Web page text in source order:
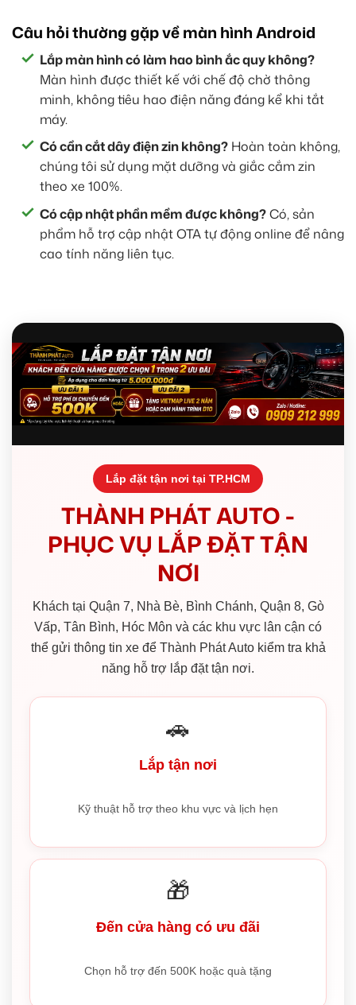
Câu hỏi thường gặp về màn hình Android
Lắp màn hình có làm hao bình ắc quy không?
Màn hình được thiết kế với chế độ chờ thông
minh, không tiêu hao điện năng đáng kể khi tắt
máy.
Có cần cắt dây điện zin không? Hoàn toàn không,
chúng tôi sử dụng mặt dưỡng và giắc cắm zin
theo xe 100%.
Có cập nhật phần mềm được không?Có, sản
phẩm hỗ trợ cập nhật OTA tự động online để nâng
cao tính năng liên tục.
Lắp đặt tận nơi tại TP.HCM
THÀNH PHÁT AUTO -
PHỤC VỤ LẮP ĐẶT TẬN
NƠI
Khách tại Quận 7, Nhà Bè, Bình Chánh, Quận 8, Gò
Vấp, Tân Bình, Hóc Môn và các khu vực lân cận có
thể gửi thông tin xe để Thành Phát Auto kiểm tra khả
năng hỗ trợ lắp đặt tận nơi.
🚗
Lắp tận nơi
Kỹ thuật hỗ trợ theo khu vực và lịch hẹn
🎁
Đến cửa hàng có ưu đãi
Chọn hỗ trợ đến 500K hoặc quà tặng